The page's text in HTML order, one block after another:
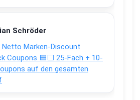
Schröder
Netto Marken-Discount
Coupons 🟦⬜ 25-Fach + 10-
auf den gesamten